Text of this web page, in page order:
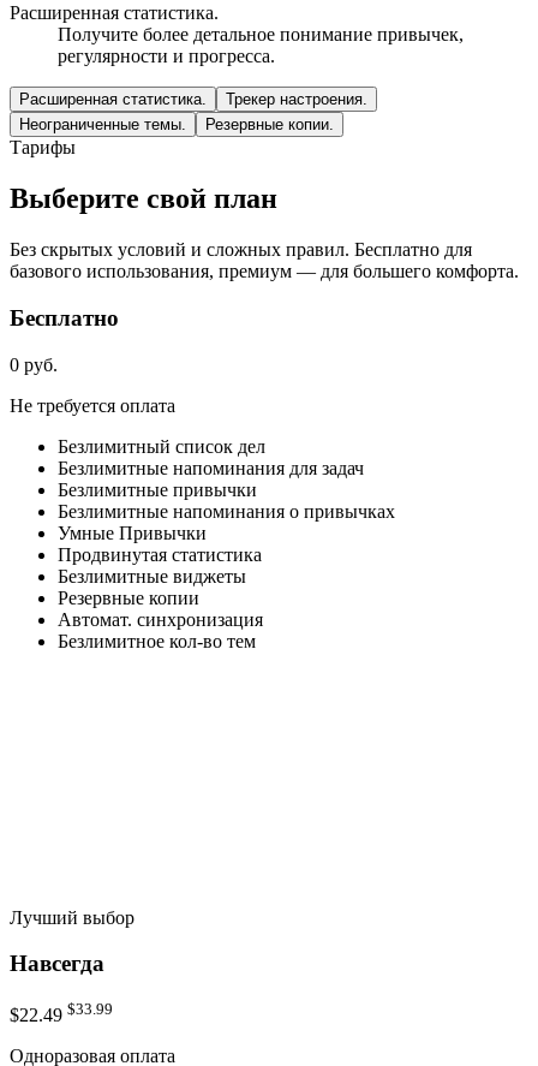
Расширенная статистика.
Получите более детальное понимание привычек,
регулярности и прогресса.
Расширенная статистика.
Трекер настроения.
Неограниченные темы.
Резервные копии.
Тарифы
Выберите свой план
Без скрытых условий и сложных правил. Бесплатно для
базового использования, премиум — для большего комфорта.
Бесплатно
0 руб.
Не требуется оплата
Безлимитный список дел
Безлимитные напоминания для задач
Безлимитные привычки
Безлимитные напоминания о привычках
Умные Привычки
Продвинутая статистика
Безлимитные виджеты
Резервные копии
Автомат. синхронизация
Безлимитное кол-во тем
Лучший выбор
Навсегда
$22.49 $33.99
Одноразовая оплата